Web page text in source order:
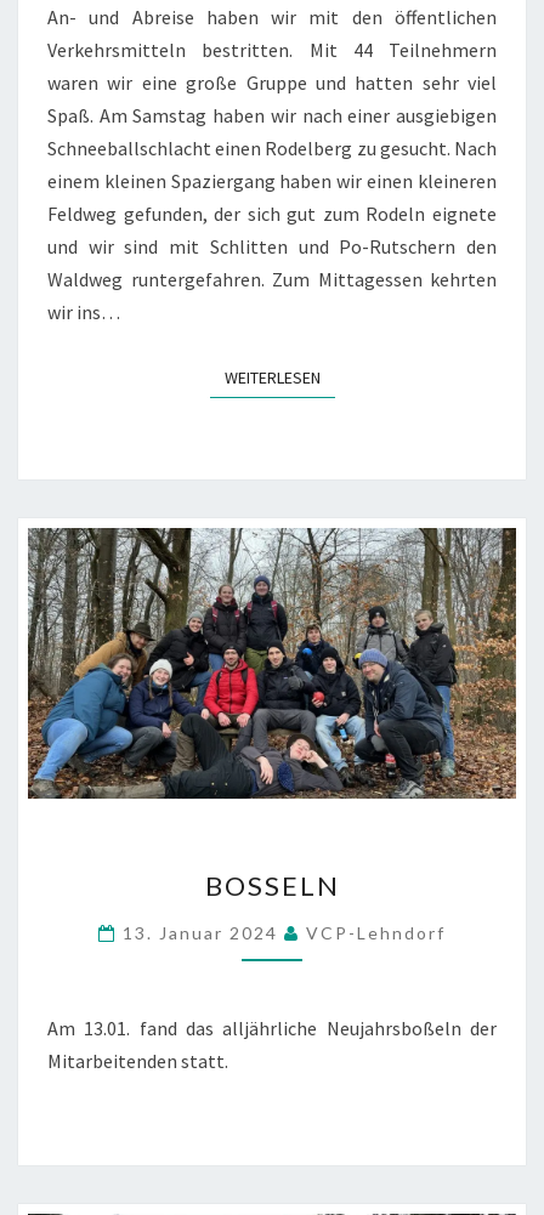
An- und Abreise haben wir mit den öffentlichen
Verkehrsmitteln bestritten. Mit 44 Teilnehmern
waren wir eine große Gruppe und hatten sehr viel
Spaß. Am Samstag haben wir nach einer ausgiebigen
Schneeballschlacht einen Rodelberg zu gesucht. Nach
einem kleinen Spaziergang haben wir einen kleineren
Feldweg gefunden, der sich gut zum Rodeln eignete
und wir sind mit Schlitten und Po-Rutschern den
Waldweg runtergefahren. Zum Mittagessen kehrten
wir ins…
WEITERLESENWEITERLESEN
BOSSELN
13. Januar 2024 VCP-Lehndorf
Am 13.01. fand das alljährliche Neujahrsboßeln der
Mitarbeitenden statt.